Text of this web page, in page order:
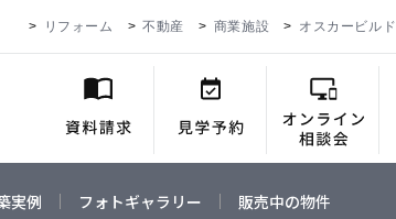
リフォーム 不動産 商業施設 オスカービルド
実例 フォトギャラリー 販売中の物件